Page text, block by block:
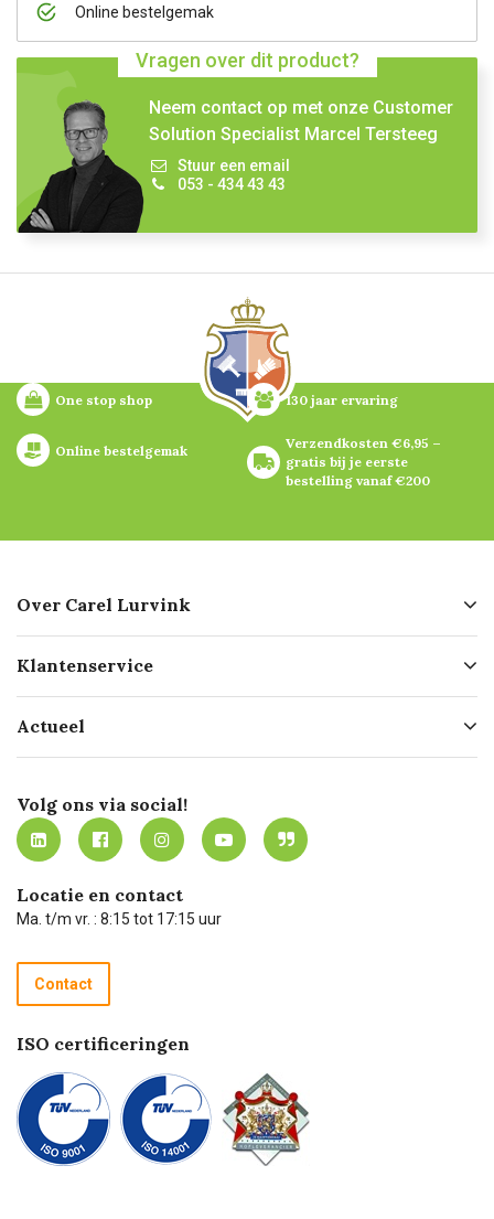
Online bestelgemak
Vragen over dit product?
Neem contact op met onze Customer
Solution Specialist Marcel Tersteeg
Stuur een email
053 - 434 43 43
One stop shop 130 jaar ervaring
Online bestelgemak
Verzendkosten €6,95 –
gratis bij je eerste
bestelling vanaf €200
Over Carel Lurvink
Geschiedenis
Missie
Werken bij Carel Lurvink
MVO
Klantenservice
Bezorgen
Mijn Carel Lurvink
Mijn Carel Lurvink instructievideo's
Carel Lurvink App
Hulp op afstand
Technische dienst
Recycle programma
Betalen
Actueel
Innovation LAB
Tevreden klanten
Carel Lurvink Blog
Carel de podcast
Volg ons via social!
Locatie en contact
Ma. t/m vr. : 8:15 tot 17:15 uur
Contact
ISO certificeringen